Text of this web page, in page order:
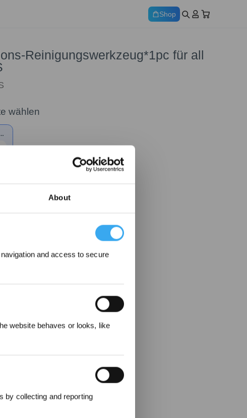
About
and access to secure
website behaves or looks, like
by collecting and reporting
Shop
Reinigungswerkzeug*1pc für all
wählen